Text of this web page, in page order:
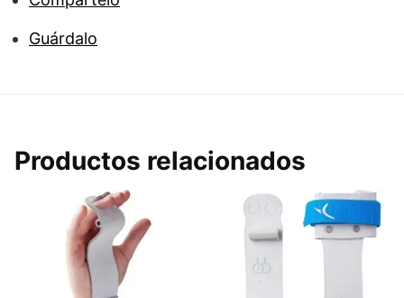
Guárdalo
Productos relacionados